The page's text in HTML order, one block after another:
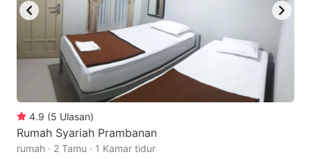
4.9 (5 Ulasan)
Rumah Syariah Prambanan
rumah · 2 Tamu · 1 Kamar tidur